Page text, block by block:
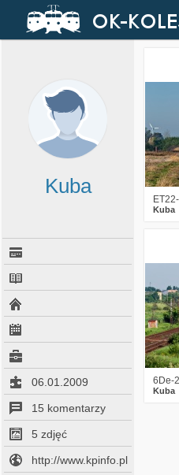
Kuba
06.01.2009
15 komentarzy
5 zdjęć
http://www.kpinfo.pl
Kuba
6De-
Kuba